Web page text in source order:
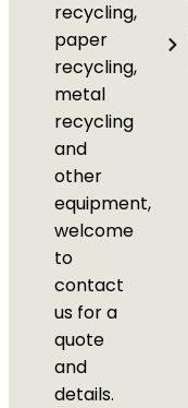
recycling,
paper
recycling,
metal
recycling
and
other
equipment,
welcome
to
contact
us for a
quote
and
details.